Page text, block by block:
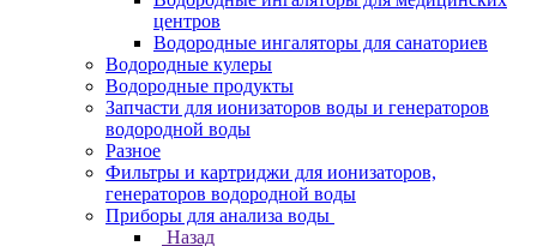
центров
Водородные ингаляторы для санаториев
Водородные кулеры
Водородные продукты
Запчасти для ионизаторов воды и генераторов
водородной воды
Разное
Фильтры и картриджи для ионизаторов,
генераторов водородной воды
Приборы для анализа воды
Назад